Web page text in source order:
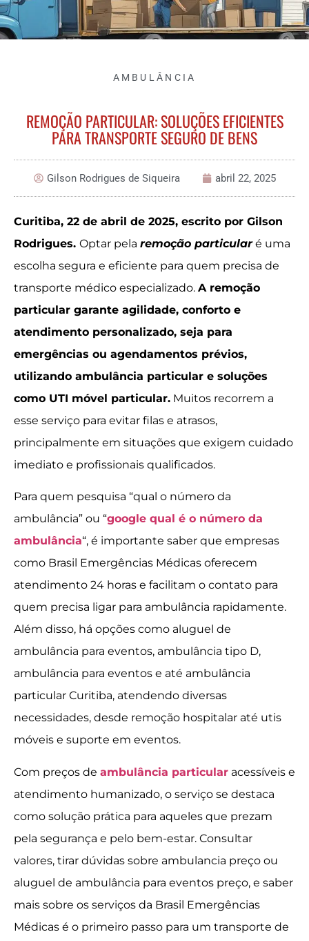
AMBULÂNCIA
REMOÇÃO PARTICULAR: SOLUÇÕES EFICIENTES
PARA TRANSPORTE SEGURO DE BENS
Gilson Rodrigues de Siqueira abril 22, 2025
Curitiba, 22 de abril de 2025, escrito por Gilson
Rodrigues. Optar pela remoção particularé uma
escolha segura e eficiente para quem precisa de
transporte médico especializado. A remoção
particular garante agilidade, conforto e
atendimento personalizado, seja para
emergências ou agendamentos prévios,
utilizando ambulância particular e soluções
como UTI móvel particular. Muitos recorrem a
esse serviço para evitar filas e atrasos,
principalmente em situações que exigem cuidado
imediato e profissionais qualificados.
Para quem pesquisa “qual o número da
ambulância” ou “google qual é o número da
ambulância“, é importante saber que empresas
como Brasil Emergências Médicas oferecem
atendimento 24 horas e facilitam o contato para
quem precisa ligar para ambulância rapidamente.
Além disso, há opções como aluguel de
ambulância para eventos, ambulância tipo D,
ambulância para eventos e até ambulância
particular Curitiba, atendendo diversas
necessidades, desde remoção hospitalar até utis
móveis e suporte em eventos.
Com preços de ambulância particular acessíveis e
atendimento humanizado, o serviço se destaca
como solução prática para aqueles que prezam
pela segurança e pelo bem-estar. Consultar
valores, tirar dúvidas sobre ambulancia preço ou
aluguel de ambulância para eventos preço, e saber
mais sobre os serviços da Brasil Emergências
Médicas é o primeiro passo para um transporte de